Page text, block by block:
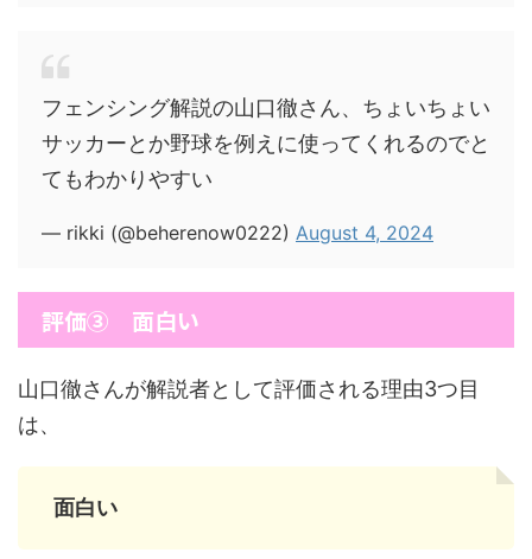
フェンシング解説の山口徹さん、ちょいちょい
サッカーとか野球を例えに使ってくれるのでと
てもわかりやすい
— rikki (@beherenow0222) August 4, 2024
評価③ 面白い
山口徹さんが解説者として評価される理由3つ目
は、
面白い